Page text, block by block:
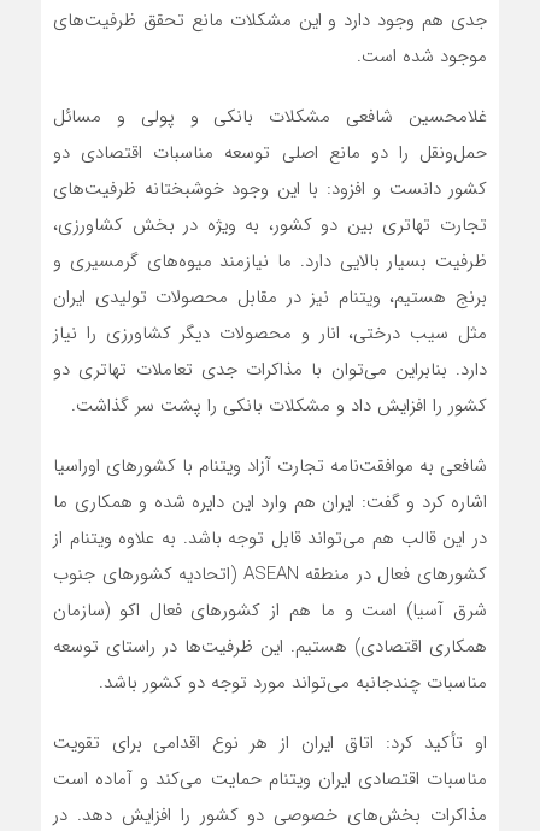
جدی هم وجود دارد و این مشکلات مانع تحقق ظرفیت‌های
موجود شده است.
غلامحسین شافعی مشکلات بانکی و پولی و مسائل
حمل‌ونقل را دو مانع اصلی توسعه مناسبات اقتصادی دو
کشور دانست و افزود: با این وجود خوشبختانه ظرفیت‌های
تجارت تهاتری بین دو کشور، به ویژه در بخش کشاورزی،
ظرفیت بسیار بالایی دارد. ما نیازمند میوه‌های گرمسیری و
برنج هستیم، ویتنام نیز در مقابل محصولات تولیدی ایران
مثل سیب درختی، انار و محصولات دیگر کشاورزی را نیاز
دارد. بنابراین می‌توان با مذاکرات جدی تعاملات تهاتری دو
کشور را افزایش داد و مشکلات بانکی را پشت سر گذاشت.
شافعی به موافقت‌نامه تجارت آزاد ویتنام با کشورهای اوراسیا
اشاره کرد و گفت: ایران هم وارد این دایره شده و همکاری ما
در این قالب هم می‌تواند قابل توجه باشد. به علاوه ویتنام از
کشورهای فعال در منطقه ASEAN (اتحادیه کشورهای جنوب
شرق آسیا) است و ما هم از کشورهای فعال اکو (سازمان
همکاری اقتصادی) هستیم. این ظرفیت‌ها در راستای توسعه
مناسبات چندجانبه می‌تواند مورد توجه دو کشور باشد.
او تأکید کرد: اتاق ایران از هر نوع اقدامی برای تقویت
مناسبات اقتصادی ایران ویتنام حمایت می‌کند و آماده است
مذاکرات بخش‌های خصوصی دو کشور را افزایش دهد. در